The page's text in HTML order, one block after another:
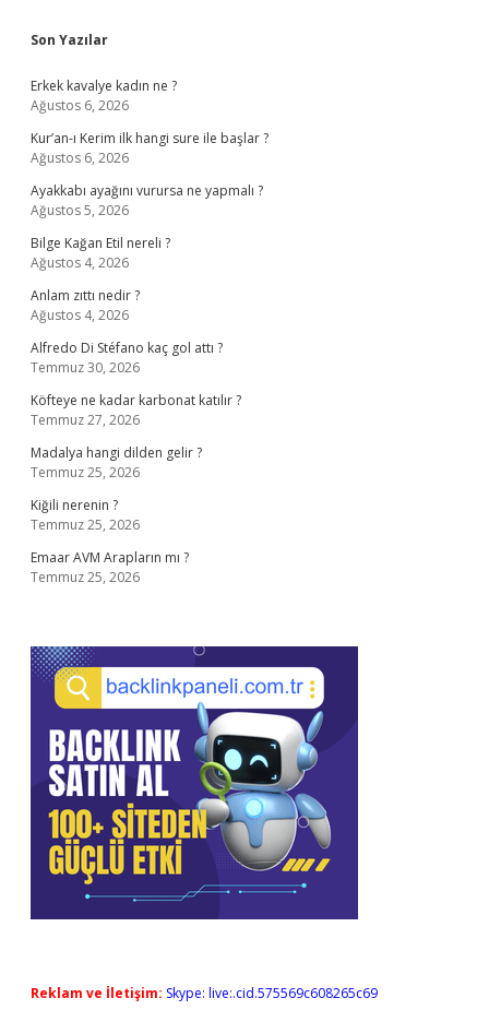
Sidebar
Son Yazılar
Erkek kavalye kadın ne ?
Ağustos 6, 2026
Kur’an-ı Kerim ilk hangi sure ile başlar ?
Ağustos 6, 2026
Ayakkabı ayağını vurursa ne yapmalı ?
Ağustos 5, 2026
Bilge Kağan Etil nereli ?
Ağustos 4, 2026
Anlam zıttı nedir ?
Ağustos 4, 2026
Alfredo Di Stéfano kaç gol attı ?
Temmuz 30, 2026
Köfteye ne kadar karbonat katılır ?
Temmuz 27, 2026
Madalya hangi dilden gelir ?
Temmuz 25, 2026
Kiğili nerenin ?
Temmuz 25, 2026
Emaar AVM Arapların mı ?
Temmuz 25, 2026
Reklam ve İletişim: Skype: live:.cid.575569c608265c69